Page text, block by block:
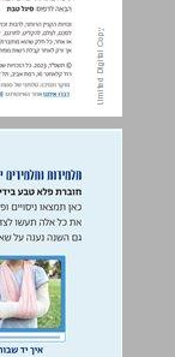
תוכן העניינים ... 3